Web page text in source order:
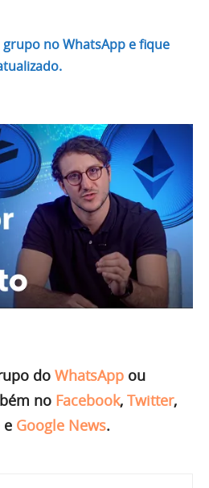
grupo no WhatsApp e fique
do WhatsApp ou
no Facebook, Twitter,
e Google News.